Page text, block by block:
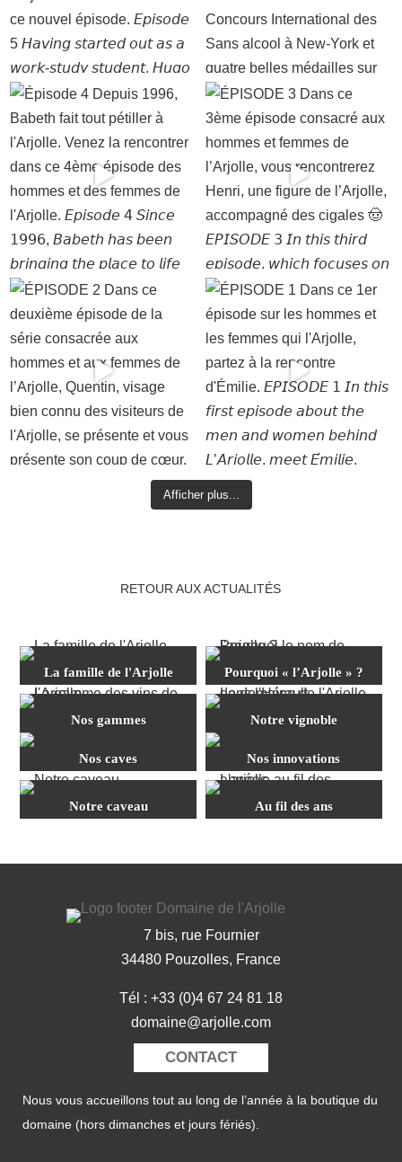
Afficher plus...
RETOUR AUX ACTUALITÉS
La famille de l'Arjolle Pourquoi « l’Arjolle » ?
Nos gammes Notre vignoble
Nos caves Nos innovations
Notre caveau Au fil des ans
7 bis, rue Fournier
34480 Pouzolles, France
Tél : +33 (0)4 67 24 81 18
domaine@arjolle.com
CONTACT
Nous vous accueillons tout au long de l’année à la boutique du
domaine (hors dimanches et jours fériés).